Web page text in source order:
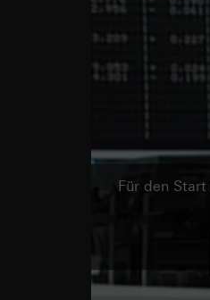
Für den